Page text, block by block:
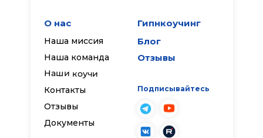
Подписывайтесь
Блог
Отзывы
Гипнкоучинг
Наша команда
Наша миссия
О нас
Наши коучи
Контакты
Отзывы
Документы